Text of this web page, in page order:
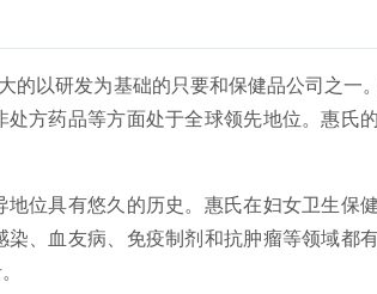
的以研发为基础的只要和保健品公司之一
方药品等方面处于全球领先地位。惠氏
具有悠久的历史。惠氏在妇女卫生保
、血友病、免疫制剂和抗肿瘤等领域都